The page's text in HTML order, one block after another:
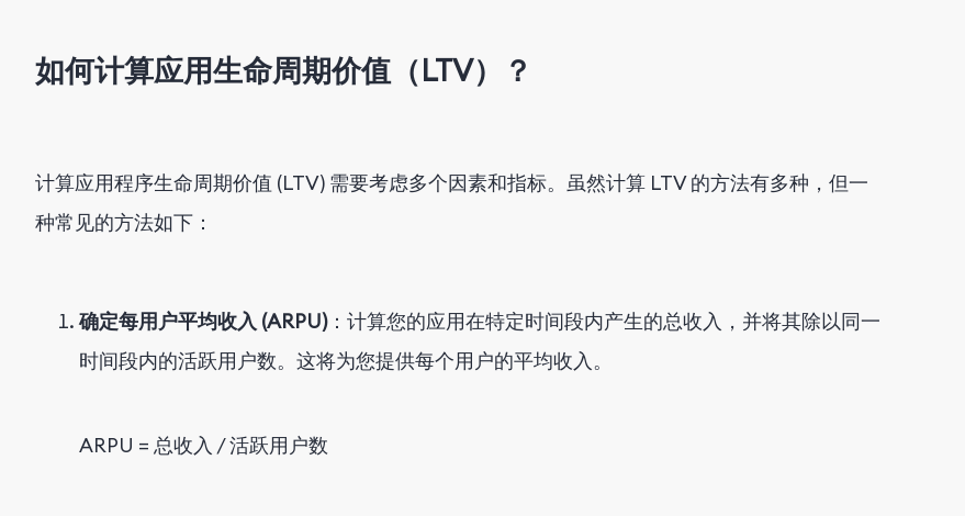
如何计算应用生命周期价值（LTV）？
计算应用程序生命周期价值 (LTV) 需要考虑多个因素和指标。虽然计算 LTV 的方法有多种，但一
种常见的方法如下：
确定每用户平均收入 (ARPU)：计算您的应用在特定时间段内产生的总收入，并将其除以同一
时间段内的活跃用户数。这将为您提供每个用户的平均收入。
ARPU = 总收入 / 活跃用户数